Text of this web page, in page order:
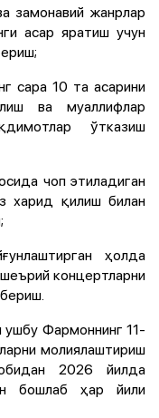
замонавий жанрлар
асар яратиш учун
сара 10 та асарини
ва муаллифлар
ўтказиш
чоп этиладиган
харид қилиш билан
ҳолда
концертларни
ушбу Фармоннинг 11-
молиялаштириш
2026 йилда
бошлаб ҳар йили